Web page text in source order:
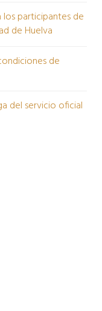
participantes de
de Huelva
de
del servicio oficial